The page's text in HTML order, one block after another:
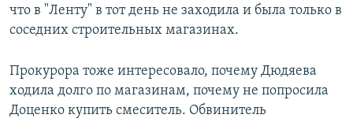
что в "Ленту" в тот день не заходила и была только в
соседних строительных магазинах.
Прокурора тоже интересовало, почему Дюдяева
ходила долго по магазинам, почему не попросила
Доценко купить смеситель. Обвинитель